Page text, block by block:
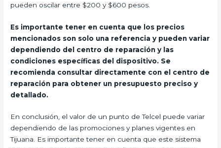
pueden oscilar entre $200 y $600 pesos.
Es importante tener en cuenta que los precios
mencionados son solo una referencia y pueden variar
dependiendo del centro de reparación y las
condiciones específicas del dispositivo. Se
recomienda consultar directamente con el centro de
reparación para obtener un presupuesto preciso y
detallado.
En conclusión, el valor de un punto de Telcel puede variar
dependiendo de las promociones y planes vigentes en
Tijuana. Es importante tener en cuenta que este sistema